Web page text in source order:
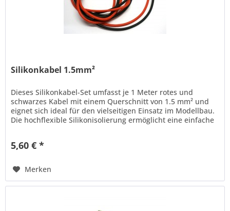
Silikonkabel 1.5mm²
Dieses Silikonkabel-Set umfasst je 1 Meter rotes und
schwarzes Kabel mit einem Querschnitt von 1.5 mm² und
eignet sich ideal für den vielseitigen Einsatz im Modellbau.
Die hochflexible Silikonisolierung ermöglicht eine einfache
5,60 € *
Merken